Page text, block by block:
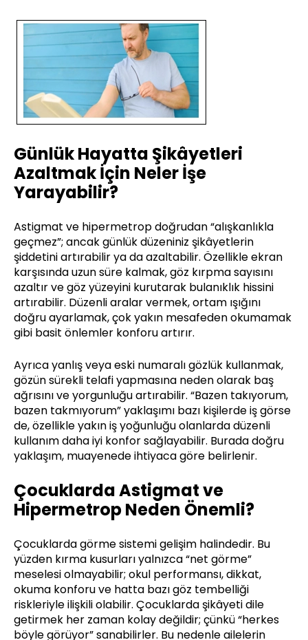
Günlük Hayatta Şikâyetleri
Azaltmak İçin Neler İşe
Yarayabilir?
Astigmat ve hipermetrop doğrudan “alışkanlıkla
geçmez”; ancak günlük düzeniniz şikâyetlerin
şiddetini artırabilir ya da azaltabilir. Özellikle ekran
karşısında uzun süre kalmak, göz kırpma sayısını
azaltır ve göz yüzeyini kurutarak bulanıklık hissini
artırabilir. Düzenli aralar vermek, ortam ışığını
doğru ayarlamak, çok yakın mesafeden okumamak
gibi basit önlemler konforu artırır.
Ayrıca yanlış veya eski numaralı gözlük kullanmak,
gözün sürekli telafi yapmasına neden olarak baş
ağrısını ve yorgunluğu artırabilir. “Bazen takıyorum,
bazen takmıyorum” yaklaşımı bazı kişilerde iş görse
de, özellikle yakın iş yoğunluğu olanlarda düzenli
kullanım daha iyi konfor sağlayabilir. Burada doğru
yaklaşım, muayenede ihtiyaca göre belirlenir.
Çocuklarda Astigmat ve
Hipermetrop Neden Önemli?
Çocuklarda görme sistemi gelişim halindedir. Bu
yüzden kırma kusurları yalnızca “net görme”
meselesi olmayabilir; okul performansı, dikkat,
okuma konforu ve hatta bazı göz tembelliği
riskleriyle ilişkili olabilir. Çocuklarda şikâyeti dile
getirmek her zaman kolay değildir; çünkü “herkes
böyle görüyor” sanabilirler. Bu nedenle ailelerin